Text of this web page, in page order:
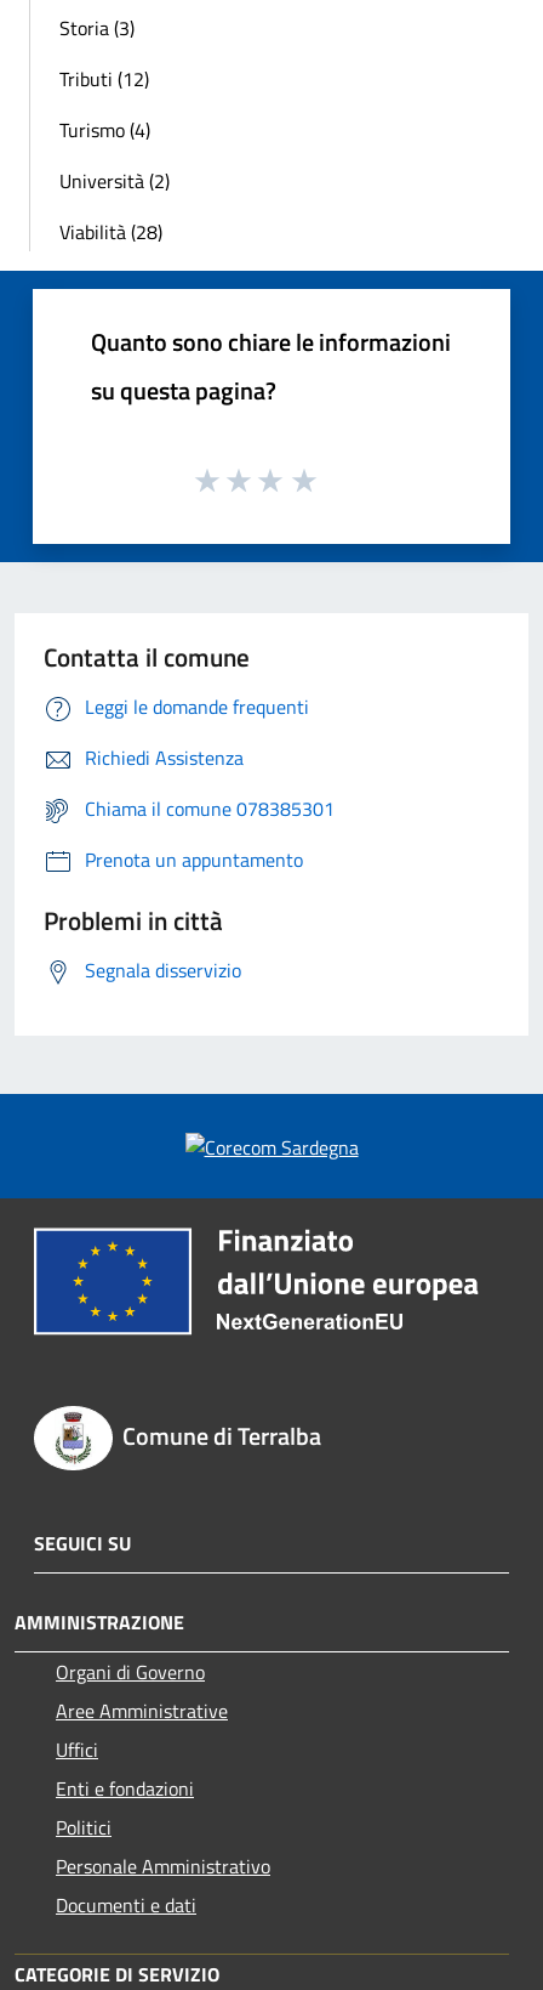
Storia (3)
Tributi (12)
Turismo (4)
Università (2)
Viabilità (28)
Quanto sono chiare le informazioni
su questa pagina?
Contatta il comune
Leggi le domande frequenti
Richiedi Assistenza
Chiama il comune 078385301
Prenota un appuntamento
Problemi in città
Segnala disservizio
Comune di Terralba
SEGUICI SU
AMMINISTRAZIONE
Organi di Governo
Aree Amministrative
Uffici
Enti e fondazioni
Politici
Personale Amministrativo
Documenti e dati
CATEGORIE DI SERVIZIO